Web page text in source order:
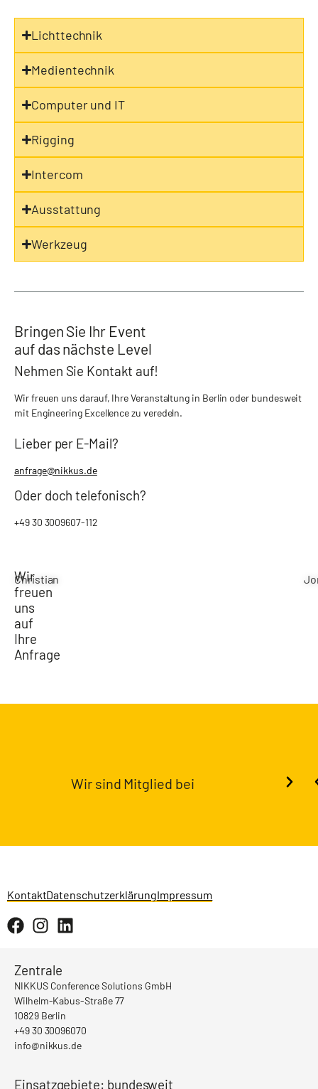
Lichttechnik
Medientechnik
Computer und IT
Rigging
Intercom
Ausstattung
Werkzeug
Bringen Sie Ihr Event
auf das nächste Level
Nehmen Sie Kontakt auf!
Wir freuen uns darauf, Ihre Veranstaltung in Berlin oder bundesweit
mit Engineering Excellence zu veredeln.
Lieber per E-Mail?
anfrage@nikkus.de
Oder doch telefonisch?
+49 30 3009607-112
Wir
freuen
uns
auf
Ihre
Anfrage
Christian
Wir sind Mitglied bei
KontaktDatenschutzerklärungImpressum
Zentrale
NIKKUS Conference Solutions GmbH
Wilhelm-Kabus-Straße 77
10829 Berlin
+49 30 30096070
info@nikkus.de
Einsatzgebiete: bundesweit